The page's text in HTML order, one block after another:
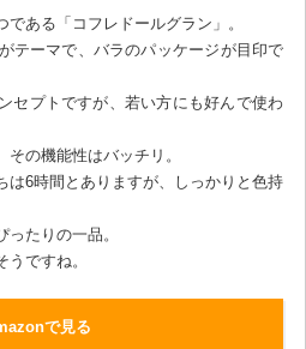
ある「コフレドールグラン」。
テーマで、バラのパッケージが目印で
セプトですが、若い方にも好んで使わ
その機能性はバッチリ。
は6時間とありますが、しっかりと色持
たりの一品。
ですね。
で見る